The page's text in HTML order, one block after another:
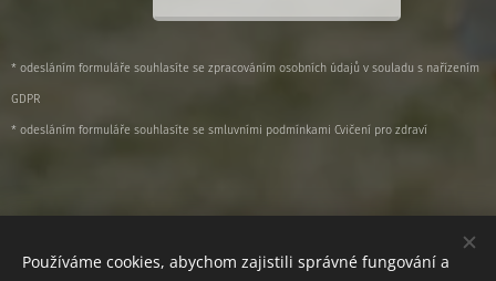
* odesláním formuláře souhlasíte se zpracováním osobních údajů v souladu s nařízením
GDPR
* odesláním formuláře souhlasíte se smluvními podmínkami Cvičení pro zdraví
Používáme cookies, abychom zajistili správné fungování a